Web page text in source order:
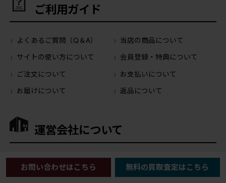
ご利用ガイド
よくあるご質問（Q＆A）
当店の商品について
サイトの使い方について
会員登録・特典について
ご注文について
お支払いについて
お届けについて
返品について
運営会社について
会社概要
ご利用規約
プライバシーポリシー
特定商取引に関する法律に基
お問い合わせはこちら 無料の買取査定はこちら